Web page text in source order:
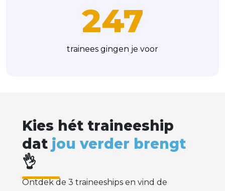
251
trainees gingen je voor
Kies hét traineeship
dat jou verder brengt
👌
Ontdek de 3 traineeships en vind de